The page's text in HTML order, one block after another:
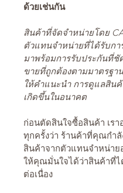
ด้วยเช่นกัน
สินค้าที่จัดจำหน่ายโดย
ตัวแทนจำหน่ายที่ได้รับกา
มาพร้อมการรับประกันที่ชั
ขายที่ถูกต้องตามมาตรฐา
ให้คำแนะนำ การดูแลสิน
เกิดขึ้นในอนาคต
ก่อนตัดสินใจซื้อสินค้า เร
ทุกครั้งว่า ร้านค้าที่คุณกำ
สินค้าจากตัวแทนจำหน่าย
ให้คุณมั่นใจได้ว่าสินค้าที่ไ
ต่อเนื่อง